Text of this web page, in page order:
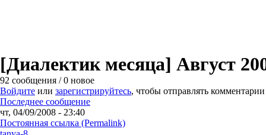
[Диалектик месяца] Август
92 сообщения / 0 новое
Войдите или зарегистрируйтесь, чтобы отправлять комментарии
Последнее сообщение
чт, 04/09/2008 - 23:40
Постоянная ссылка (Permalink)